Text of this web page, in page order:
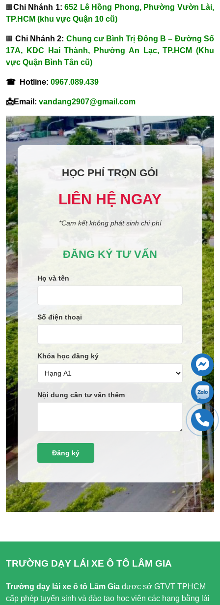
🏢Chi Nhánh 1: 652 Lê Hồng Phong, Phường Vườn Lài,
TP.HCM (khu vực Quận 10 cũ)
🏢 Chi Nhánh 2: Chung cư Bình Trị Đông B – Đường Số
17A, KDC Hai Thành, Phường An Lạc, TP.HCM (Khu
vực Quận Bình Tân cũ)
☎ Hotline: 0967.089.439
📩Email: vandang2907@gmail.com
HỌC PHÍ TRỌN GÓI
LIÊN HỆ NGAY
*Cam kết không phát sinh chi phí
ĐĂNG KÝ TƯ VẤN
Họ và tên
Số điện thoại
Khóa học đăng ký
Nội dung cần tư vấn thêm
TRƯỜNG DẠY LÁI XE Ô TÔ LÂM GIA
Trường dạy lái xe ô tô Lâm Gia được sở GTVT TPHCM
cấp phép tuyển sinh và đào tạo học viên các hạng bằng lái